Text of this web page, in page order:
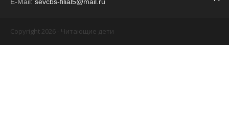
Copyright 2026 - Читающие дети